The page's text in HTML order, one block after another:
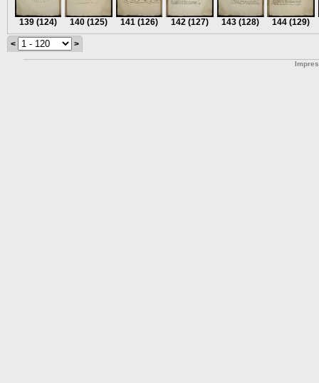
139 (124) 140 (125) 141 (126) 142 (127) 143 (128) 144 (129)
< >